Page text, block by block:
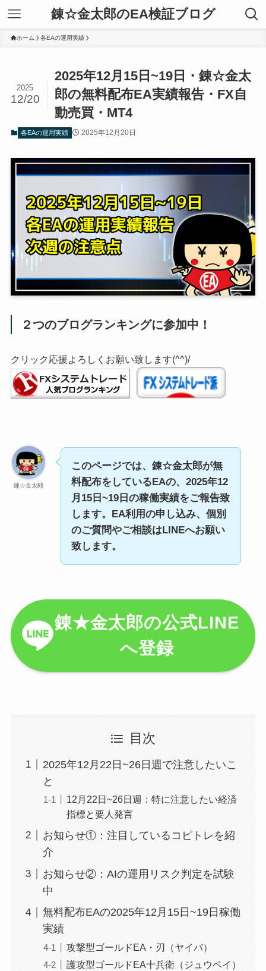
錬☆金太郎のEA検証ブログ
ホーム 各EAの運用実績
2025年12月15日~19日・錬☆金太
郎の無料配布EA実績報告・FX自
動売買・MT4
2025
12/20
各EAの運用実績 2025年12月20日
２つのブログランキングに参加中！
クリック応援よろしくお願い致します(^^)/
錬☆金太郎
このページでは、錬☆金太郎が無
料配布をしているEAの、2025年12
月15日~19日の稼働実績をご報告致
します。EA利用の申し込み、個別
のご質問やご相談はLINEへお願い
致します。
錬★金太郎の公式LINE
へ登録
目次
2025年12月22日~26日週で注意したいこ
と
12月22日~26日週：特に注意したい経済
指標と要人発言
お知らせ①：注目しているコピトレを紹
介
お知らせ②：AIの運用リスク判定を試験
中
無料配布EAの2025年12月15日~19日稼働
実績
攻撃型ゴールドEA・刃（ヤイバ）
護攻型ゴールドEA十兵衛（ジュウベイ）